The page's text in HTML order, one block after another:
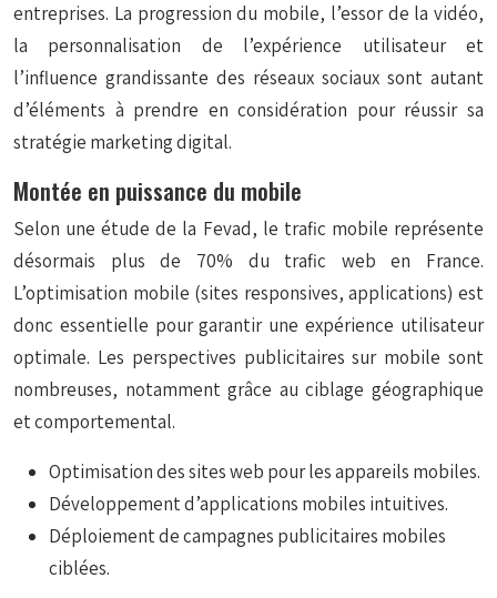
entreprises. La progression du mobile, l’essor de la vidéo,
la personnalisation de l’expérience utilisateur et
l’influence grandissante des réseaux sociaux sont autant
d’éléments à prendre en considération pour réussir sa
stratégie marketing digital.
Montée en puissance du mobile
Selon une étude de la Fevad, le trafic mobile représente
désormais plus de 70% du trafic web en France.
L’optimisation mobile (sites responsives, applications) est
donc essentielle pour garantir une expérience utilisateur
optimale. Les perspectives publicitaires sur mobile sont
nombreuses, notamment grâce au ciblage géographique
et comportemental.
Optimisation des sites web pour les appareils mobiles.
Développement d’applications mobiles intuitives.
Déploiement de campagnes publicitaires mobiles
ciblées.